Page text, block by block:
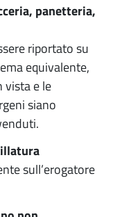
panetteria,
riportato su
equivalente,
vista e le
siano
sull’erogatore